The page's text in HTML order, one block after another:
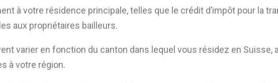
à votre résidence principale, telles que le crédit d’impôt pour la
aux propriétaires bailleurs.
varier en fonction du canton dans lequel vous résidez en Suisse,
à votre région.